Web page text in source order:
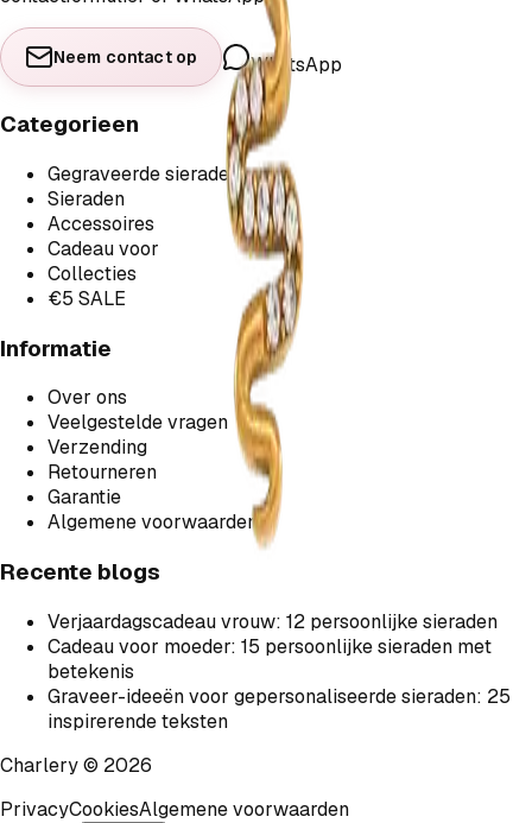
Neem contact op WhatsApp
Categorieen
Gegraveerde sieraden
Sieraden
Accessoires
Cadeau voor
Collecties
€5 SALE
Informatie
Over ons
Veelgestelde vragen
Verzending
Retourneren
Garantie
Algemene voorwaarden
Recente blogs
Verjaardagscadeau vrouw: 12 persoonlijke sieraden
Cadeau voor moeder: 15 persoonlijke sieraden met
betekenis
Graveer-ideeën voor gepersonaliseerde sieraden: 25
inspirerende teksten
Charlery © 2026
PrivacyCookiesAlgemene voorwaarden